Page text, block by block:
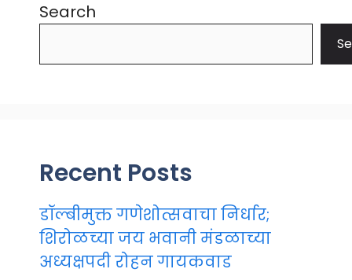
Search
Recent Posts
डॉल्बीमुक्त गणेशोत्सवाचा निर्धार;
शिरोळच्या जय भवानी मंडळाच्या
अध्यक्षपदी रोहन गायकवाड